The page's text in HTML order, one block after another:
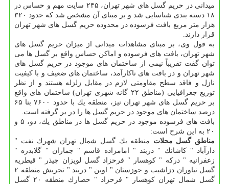
میدانی در حریم گسل های شهر تهران، ۲۴۵ سایت مهم و حساس در
۱۸ دسته بندی شناسایی شد و بر مبنای آن مشخص شد كه حدود ۳۲۰
هزار متر مربع بافت فرسوده در محدوده حریم گسل های شهر تهران
قرار دارند.
به قول وی، بر مبنای مشاهدات میدانی از میزان حریم گسل های
شهر تهران، بافت های فرسوده و اماكن حساس واقع بر گسل ها می
توان گفت تقریباً نیمی از ساختمان های موجود در حریم گسل های
شهر تهران و در بافت های ناكارآمد، ساختمان های ضعیف و با كیفیت
نازل و فاقد سطح مقاومتی لازم در مقابل زلزله هستند و از نظر
توزیع جغرافیایی (مناطق ۲۲ گانه شهری تهران) ساختمان های واقع
بر حریم گسل های شهر تهران نیز، منطقه یك با حدود ۷۶۰۰ بنا ۶۵
درصد ساختمان های موجود در حریم گسل ها را در بر گرفته است.
بافت های فرسوده موجود در حریم گسل ها در مناطق یك، دو، ۵ و
۲۰ به این شرح است:
مناطق گسل محلات منطقه یك گسل شمال تهران شهرك نفت "
دارآباد " كاشانك " دربند " امامزاده قاسم " جماران " گلابدره "
زعفرانیه " دركه " كوهسار " فرحزاد گسل لویزان چیذر " قیطریه
گسل نیاوران دزاشیب و جوزستان " اوین " دربند " تجریش منطقه ۲
گسل شمال تهران كوهسار " فرحزاد " حصارك منطقه ۲۰ گسل